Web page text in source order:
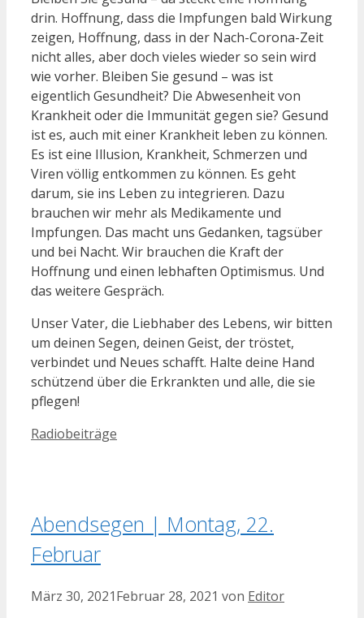
drin. Hoffnung, dass die Impfungen bald Wirkung
zeigen, Hoffnung, dass in der Nach-Corona-Zeit
nicht alles, aber doch vieles wieder so sein wird
wie vorher. Bleiben Sie gesund – was ist
eigentlich Gesundheit? Die Abwesenheit von
Krankheit oder die Immunität gegen sie? Gesund
ist es, auch mit einer Krankheit leben zu können.
Es ist eine Illusion, Krankheit, Schmerzen und
Viren völlig entkommen zu können. Es geht
darum, sie ins Leben zu integrieren. Dazu
brauchen wir mehr als Medikamente und
Impfungen. Das macht uns Gedanken, tagsüber
und bei Nacht. Wir brauchen die Kraft der
Hoffnung und einen lebhaften Optimismus. Und
das weitere Gespräch.
Unser Vater, die Liebhaber des Lebens, wir bitten
um deinen Segen, deinen Geist, der tröstet,
verbindet und Neues schafft. Halte deine Hand
schützend über die Erkrankten und alle, die sie
pflegen!
Kategorien
Radiobeiträge
Abendsegen | Montag, 22.
Februar
März 30, 2021Februar 28, 2021 von Editor